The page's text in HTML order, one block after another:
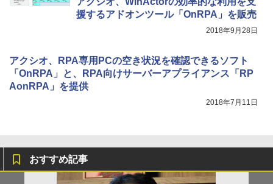
援するアドオンツール「OnRPA」を販売
2018年9月28日
アクシオ、RPA専用PCの空き状況を確認できるソフト
「OnRPA」と、RPA向けサーバーアプライアンス「RP
AonRPA」を提供
2018年7月11日
おすすめ記事